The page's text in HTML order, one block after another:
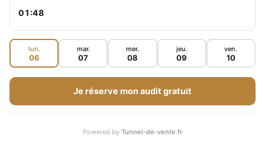
À titre personnel, j’ai placé 30 000 € dans les
crypto, correspondant à moins de 3 % de mon
patrimoine entre juillet et décembre 2017.
comment acheter des bitcoins en limitant les
01:47
lun.
06
mar.
07
mer.
08
jeu.
09
ven.
10
Je réserve mon audit gratuit
Powered by Tunnel-de-vente.fr